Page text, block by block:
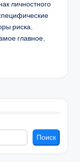
личностного
риска,
главное,
Поиск